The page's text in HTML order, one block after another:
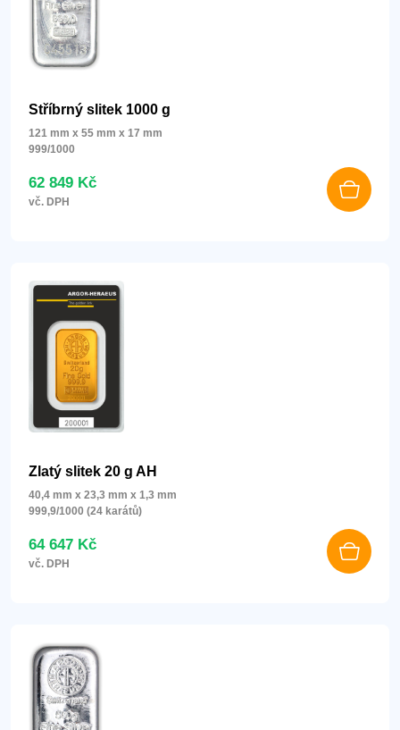
Stříbrný slitek 1000 g
121 mm x 55 mm x 17 mm
999/1000
62 849 Kč
vč. DPH
Zlatý slitek 20 g AH
40,4 mm x 23,3 mm x 1,3 mm
999,9/1000 (24 karátů)
64 647 Kč
vč. DPH